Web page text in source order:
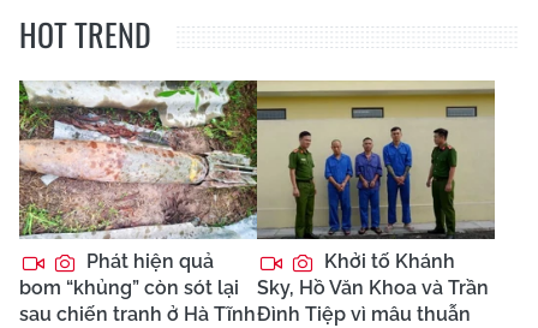
HOT TREND
Phát hiện quả
bom “khủng” còn sót lại
sau chiến tranh ở Hà Tĩnh
Khởi tố Khánh
Sky, Hồ Văn Khoa và Trần
Đình Tiệp vì mâu thuẫn